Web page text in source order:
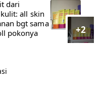
paparan
type
sama si
juga
+2